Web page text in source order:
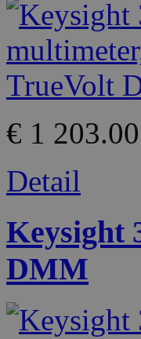
€ 1 203.00
Detail
Keysight
DMM